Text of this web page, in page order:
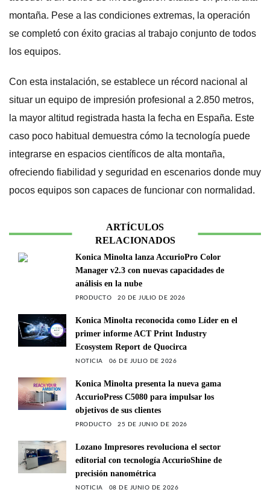
montaña. Pese a las condiciones extremas, la operación
se completó con éxito gracias al trabajo conjunto de todos
los equipos.
Con esta instalación, se establece un récord nacional al
situar un equipo de impresión profesional a 2.850 metros,
la mayor altitud registrada hasta la fecha en España. Este
caso poco habitual demuestra cómo la tecnología puede
integrarse en espacios científicos de alta montaña,
ofreciendo fiabilidad y seguridad en escenarios donde muy
pocos equipos son capaces de funcionar con normalidad.
ARTÍCULOS
RELACIONADOS
Konica Minolta lanza AccurioPro Color
Manager v2.3 con nuevas capacidades de
análisis en la nube
PRODUCTO 20 DE JULIO DE 2026
Konica Minolta reconocida como Líder en el
primer informe ACT Print Industry
Ecosystem Report de Quocirca
NOTICIA 06 DE JULIO DE 2026
Konica Minolta presenta la nueva gama
AccurioPress C5080 para impulsar los
objetivos de sus clientes
PRODUCTO 25 DE JUNIO DE 2026
Lozano Impresores revoluciona el sector
editorial con tecnología AccurioShine de
precisión nanométrica
NOTICIA 08 DE JUNIO DE 2026